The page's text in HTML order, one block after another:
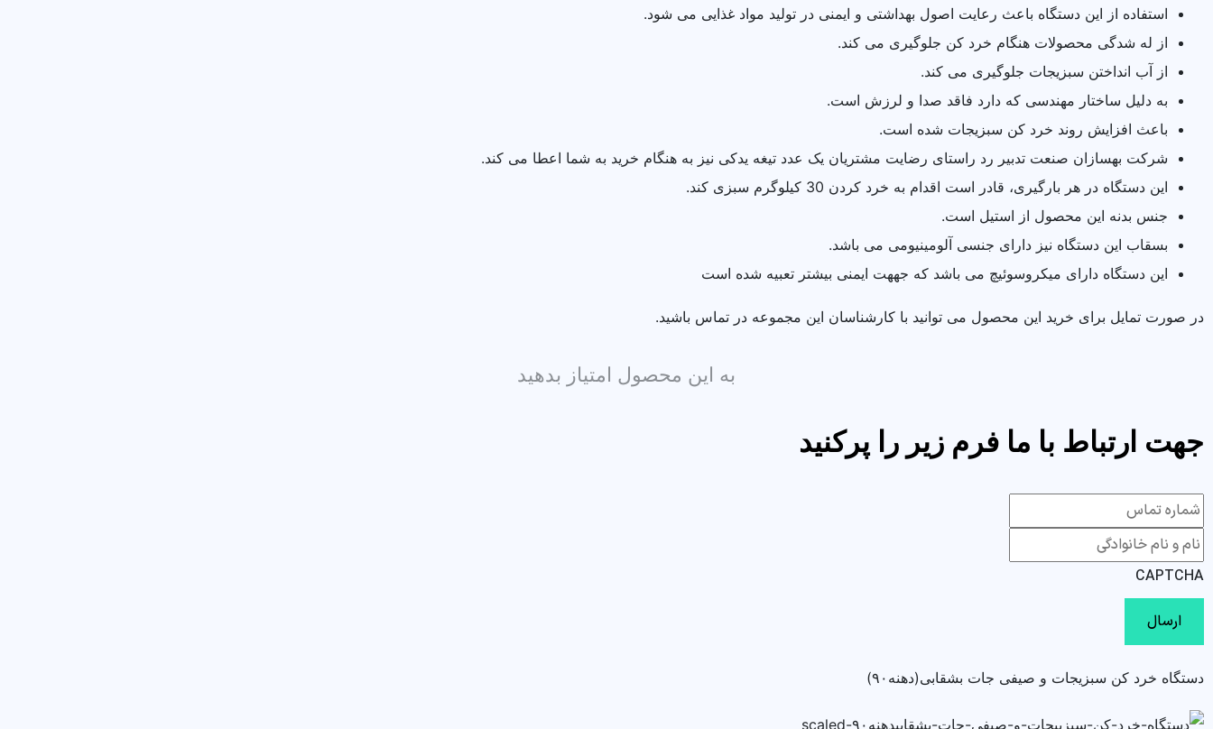
استفاده از این دستگاه باعث رعایت اصول بهداشتی و ایمنی در تولید مواد غذایی می شود.
از له شدگی محصولات هنگام خرد کن جلوگیری می کند.
از آب انداختن سبزیجات جلوگیری می کند.
به دلیل ساختار مهندسی که دارد فاقد صدا و لرزش است.
باعث افزایش روند خرد کن سبزیجات شده است.
شرکت بهسازان صنعت تدبیر رد راستای رضایت مشتریان یک عدد تیغه یدکی نیز به هنگام خرید به شما اعطا می کند.
این دستگاه در هر بارگیری، قادر است اقدام به خرد کردن 30 کیلوگرم سبزی کند.
جنس بدنه این محصول از استیل است.
بسقاب این دستگاه نیز دارای جنسی آلومینیومی می باشد.
این دستگاه دارای میکروسوئیچ می باشد که جههت ایمنی بیشتر تعبیه شده است
در صورت تمایل برای خرید این محصول می توانید با کارشناسان این مجموعه در تماس باشید.
به این محصول امتیاز بدهید
جهت ارتباط با ما فرم زیر را پرکنید
CAPTCHA
دستگاه خرد کن سبزیجات و صیفی جات بشقابی(دهنه۹۰)